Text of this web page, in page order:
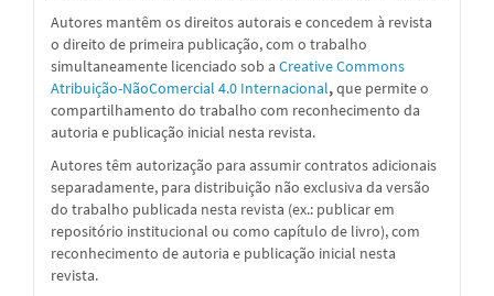
Autores mantêm os direitos autorais e concedem à revista
o direito de primeira publicação, com o trabalho
simultaneamente licenciado sob a Creative Commons
Atribuição-NãoComercial 4.0 Internacional,que permite o
compartilhamento do trabalho com reconhecimento da
autoria e publicação inicial nesta revista.
Autores têm autorização para assumir contratos adicionais
separadamente, para distribuição não exclusiva da versão
do trabalho publicada nesta revista (ex.: publicar em
repositório institucional ou como capítulo de livro), com
reconhecimento de autoria e publicação inicial nesta
revista.